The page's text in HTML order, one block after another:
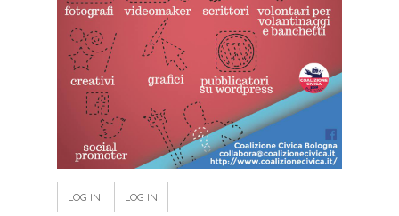
LOG IN LOG IN